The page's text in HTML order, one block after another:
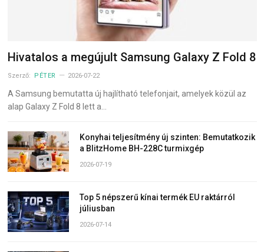
Hivatalos a megújult Samsung Galaxy Z Fold 8
Szerző: PÉTER 2026-07-22
A Samsung bemutatta új hajlítható telefonjait, amelyek közül az
alap Galaxy Z Fold 8 lett a…
Konyhai teljesítmény új szinten: Bemutatkozik
a BlitzHome BH-228C turmixgép
2026-07-19
Top 5 népszerű kínai termék EU raktárról
júliusban
2026-07-14